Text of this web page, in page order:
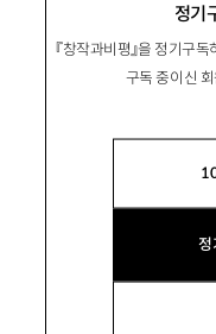
정기
『창작과비평』을 정기구
구독 중이신
송종원宋鐘元
좋은 시의 언어」
티」 등이 있음.
1. 인간다운 삶과